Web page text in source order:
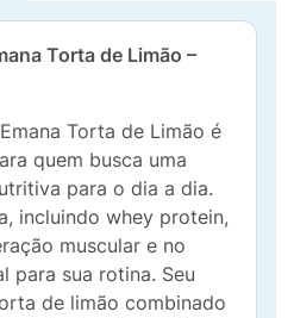
Torta de Limão –
Torta de Limão é
quem busca uma
para o dia a dia.
incluindo whey protein,
muscular e no
para sua rotina. Seu
de limão combinado